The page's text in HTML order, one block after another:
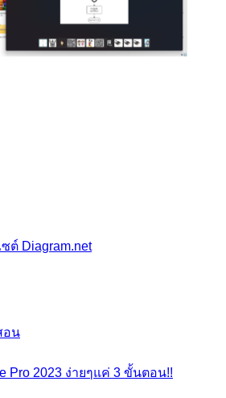
ต์ Diagram.net
อน
Pro 2023 ง่ายๆแค่ 3 ขั้นตอน!!